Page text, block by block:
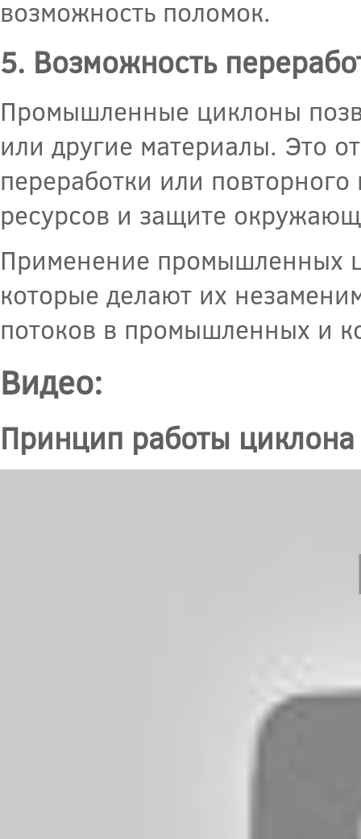
возможность поломок.
5. Возможность
Промышленные циклоны
или другие материалы. Это
переработки или
ресурсов и защите
Применение промышленных
которые делают их
потоков в промышленных и
Видео:
Принцип работы циклона